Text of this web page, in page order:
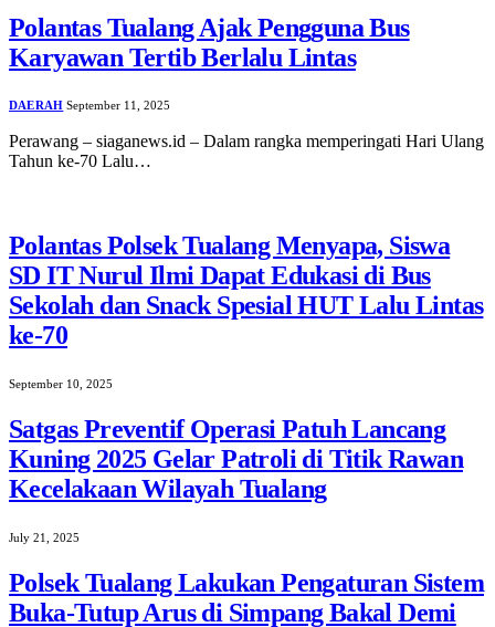
Polantas Tualang Ajak Pengguna Bus
Karyawan Tertib Berlalu Lintas
DAERAH September 11, 2025
Perawang – siaganews.id – Dalam rangka memperingati Hari Ulang
Tahun ke-70 Lalu…
Polantas Polsek Tualang Menyapa, Siswa
SD IT Nurul Ilmi Dapat Edukasi di Bus
Sekolah dan Snack Spesial HUT Lalu Lintas
ke-70
September 10, 2025
Satgas Preventif Operasi Patuh Lancang
Kuning 2025 Gelar Patroli di Titik Rawan
Kecelakaan Wilayah Tualang
July 21, 2025
Polsek Tualang Lakukan Pengaturan Sistem
Buka-Tutup Arus di Simpang Bakal Demi